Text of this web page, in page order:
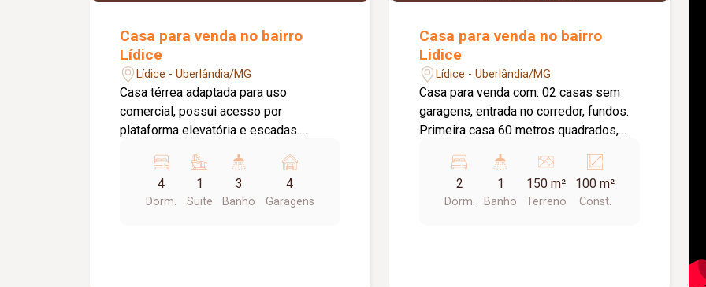
Casa para venda no bairro
Lídice
Lídice - Uberlândia/MG
Casa térrea adaptada para uso
comercial, possui acesso por
plataforma elevatória e escadas.
para 02. Ambientes: 02 salas, 01
cozinha, 04 quartos sendo 01 suíte, 02
banheiros sociais, área de serviço com
4
Dorm.
1
Suite
3
Banho
4
Garagens
Casa para venda no bairro
Lidice
Lídice - Uberlândia/MG
Casa para venda com: 02 casas sem
garagens, entrada no corredor, fundos.
Primeira casa 60 metros quadrados,
quadrados sem laje
2
Dorm.
1
Banho
150 m²
Terreno
100 m²
Const.